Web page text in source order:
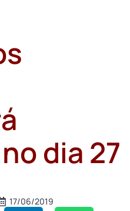
dia 27
17/06/2019